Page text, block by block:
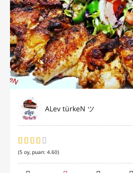
ALev türkeN ツ
(5 oy, puan: 4.60)